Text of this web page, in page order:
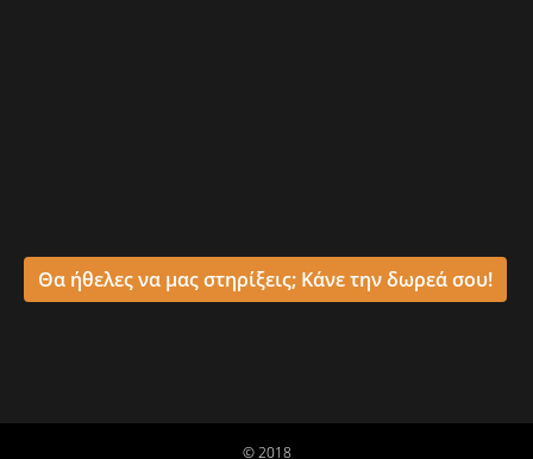
Θα ήθελες να μας στηρίξεις; Κάνε την δωρεά σου!
© 2018